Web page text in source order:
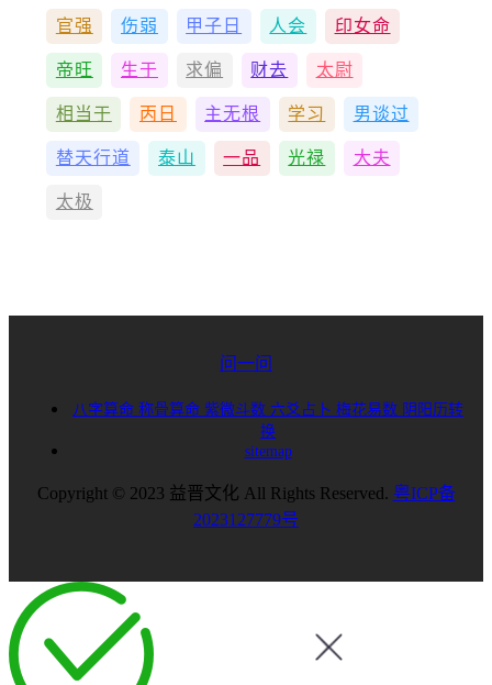
官强 伤弱 甲子日 人会 印女命
帝旺 生于 求偏 财去 太尉
相当于 丙日 主无根 学习 男谈过
替天行道 泰山 一品 光禄 大夫
太极
问一问
八字算命 称骨算命 紫微斗数 六爻占卜 梅花易数 阴阳历转
换
sitemap
Copyright © 2023 益晋文化 All Rights Reserved. 粤ICP备
2023127779号